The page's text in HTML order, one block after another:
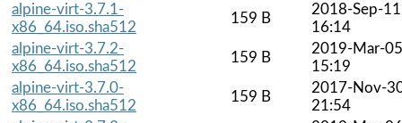
alpine-virt-3.7.1-
x86_64.iso.sha512
159 B
2018-Sep-11
16:14
alpine-virt-3.7.2-
x86_64.iso.sha512
159 B
2019-Mar-05
15:19
alpine-virt-3.7.0-
x86_64.iso.sha512
159 B
2017-Nov-
21:54